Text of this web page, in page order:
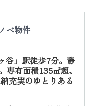
ベ物件
谷」駅徒歩7分。静
専有面積135㎡超、
充実のゆとりある